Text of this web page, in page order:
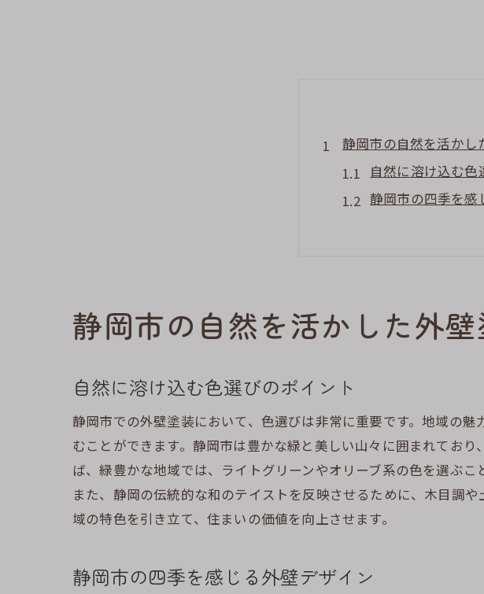
静岡市の自然を活かし
自然に溶け込む色
静岡市の四季を感
地域特有の植生
静岡市の自然を
外壁塗装が静岡市の
静岡市特有の自然
緑を活かした外壁
静岡市のランドス
外壁塗装で静岡市
静岡市の和のテイスト
和モダンを実現す
静岡市の自然を活かした外
自然に溶け込む色選びのポイント
静岡市での外壁塗装において、色選びは非常に重要です。地域の
むことができます。静岡市は豊かな緑と美しい山々に囲まれてお
ば、緑豊かな地域では、ライトグリーンやオリーブ系の色を選ぶ
また、静岡の伝統的な和のテイストを反映させるために、木目調
域の特色を引き立て、住まいの価値を向上させます。
静岡市の四季を感じる外壁デザイン